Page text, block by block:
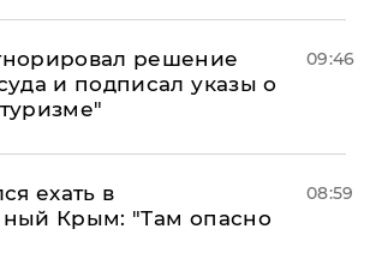
решение
и подписал указы о
09:46
ехать в
Крым: "Там опасно
08:59